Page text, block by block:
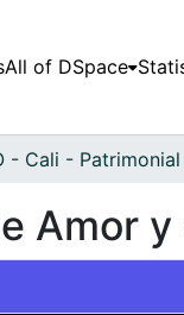
All of DSpace
- Cali - Patrimonial
Amor